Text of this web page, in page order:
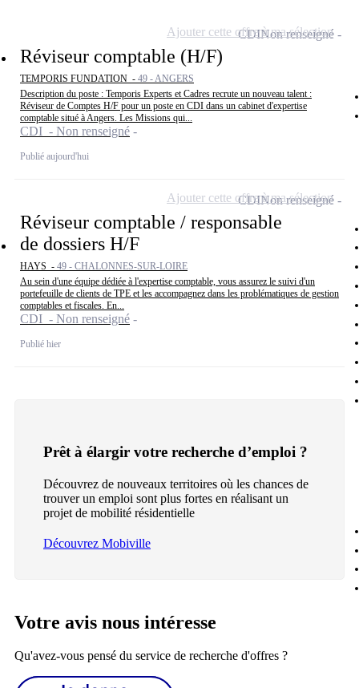
Réviseur comptable (H/F)
TEMPORIS FUNDATION - 49 - ANGERS
Description du poste : Temporis Experts et Cadres recrute un nouveau talent :
Réviseur de Comptes H/F pour un poste en CDI dans un cabinet d'expertise
comptable situé à Angers. Les Missions qui...
CDI - Non renseigné
Publié aujourd'hui
CDINon renseigné
Ajouter cette offre à ma sélection
Réviseur comptable / responsable
de dossiers H/F
HAYS - 49 - CHALONNES-SUR-LOIRE
Au sein d'une équipe dédiée à l'expertise comptable, vous assurez le suivi d'un
portefeuille de clients de TPE et les accompagnez dans les problématiques de gestion
comptables et fiscales. En...
CDI - Non renseigné
Publié hier
CDINon renseigné
Ajouter cette offre à ma sélection
Prêt à élargir votre recherche d’emploi ?
Découvrez de nouveaux territoires où les chances de
trouver un emploi sont plus fortes en réalisant un
projet de mobilité résidentielle
Découvrez Mobiville
Votre avis nous intéresse
Qu'avez-vous pensé du service de recherche d'offres ?